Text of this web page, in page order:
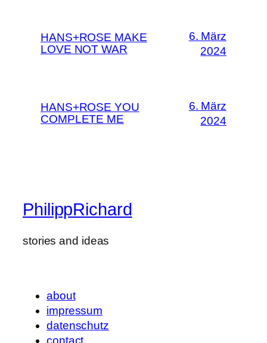
HANS+ROSE MAKE
LOVE NOT WAR
6. März
2024
HANS+ROSE YOU
COMPLETE ME
6. März
2024
PhilippRichard
stories and ideas
about
impressum
datenschutz
contact